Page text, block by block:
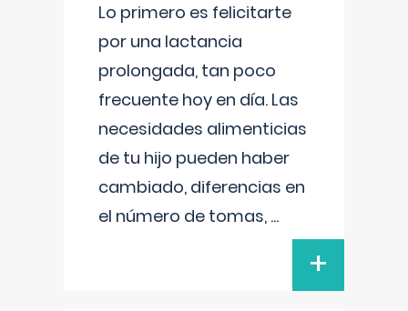
Lo primero es felicitarte
por una lactancia
prolongada, tan poco
frecuente hoy en día. Las
necesidades alimenticias
de tu hijo pueden haber
cambiado, diferencias en
el número de tomas, ...
+